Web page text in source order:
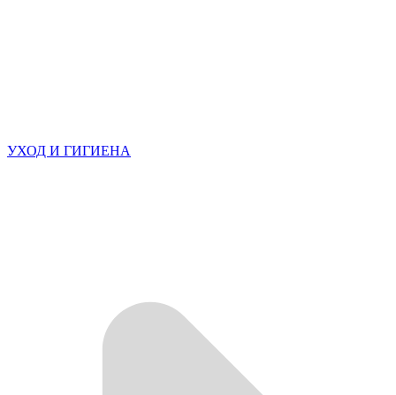
УХОД И ГИГИЕНА